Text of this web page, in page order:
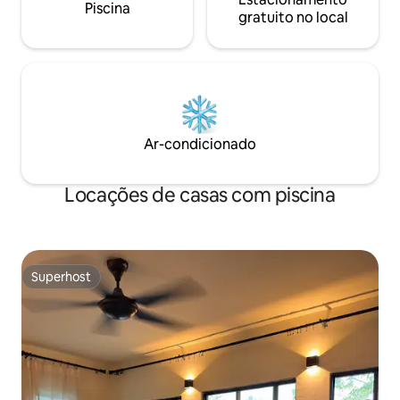
hotel Holiday Inn e hotel Dash,
praia Central, localização barulhenta e
Piscina
gratuito no local
Ar-condicionado
Locações de casas com piscina
Superhost
Superhost